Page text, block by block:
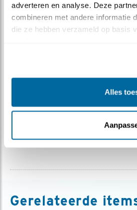
adverteren en analyse. Deze
combineren met andere informatie
die ze hebben verzameld op basis
Alles
Previous
Gerelateerde